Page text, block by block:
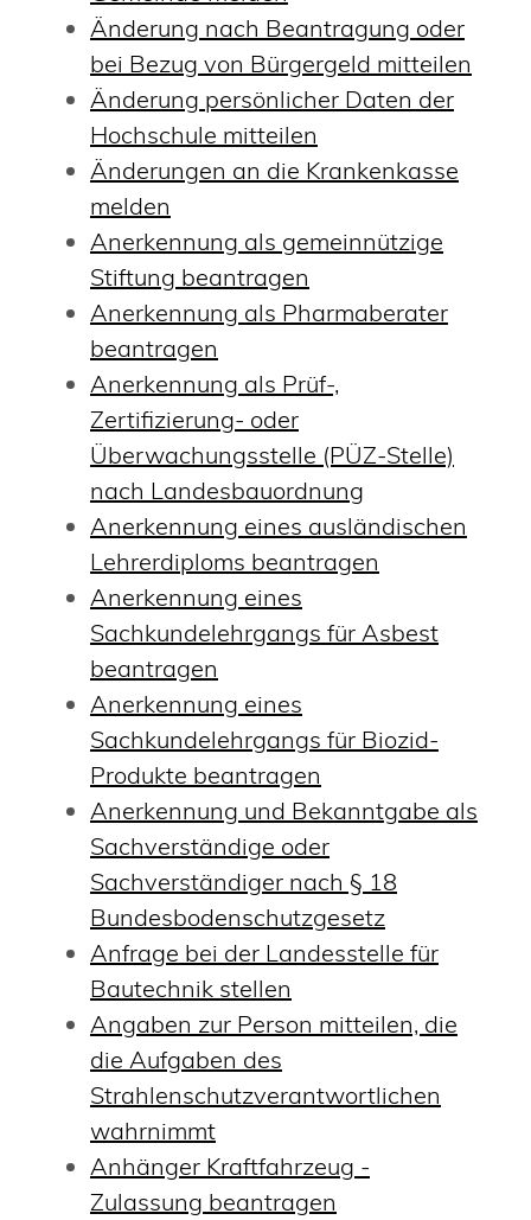
Änderung nach Beantragung oder
bei Bezug von Bürgergeld mitteilen
Änderung persönlicher Daten der
Hochschule mitteilen
Änderungen an die Krankenkasse
melden
Anerkennung als gemeinnützige
Stiftung beantragen
Anerkennung als Pharmaberater
beantragen
Anerkennung als Prüf-,
Zertifizierung- oder
Überwachungsstelle (PÜZ-Stelle)
nach Landesbauordnung
Anerkennung eines ausländischen
Lehrerdiploms beantragen
Anerkennung eines
Sachkundelehrgangs für Asbest
beantragen
Anerkennung eines
Sachkundelehrgangs für Biozid-
Produkte beantragen
Anerkennung und Bekanntgabe als
Sachverständige oder
Sachverständiger nach § 18
Bundesbodenschutzgesetz
Anfrage bei der Landesstelle für
Bautechnik stellen
Angaben zur Person mitteilen, die
die Aufgaben des
Strahlenschutzverantwortlichen
wahrnimmt
Anhänger Kraftfahrzeug -
Zulassung beantragen